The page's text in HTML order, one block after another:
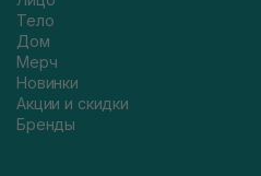
Тело
Дом
Мерч
Новинки
Акции и скидки
Бренды